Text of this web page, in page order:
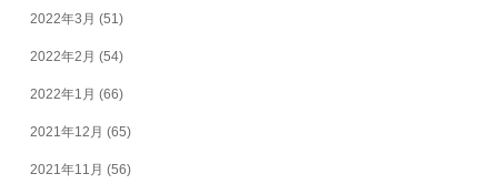
2022年3月 (51)
2022年2月 (54)
2022年1月 (66)
2021年12月 (65)
2021年11月 (56)